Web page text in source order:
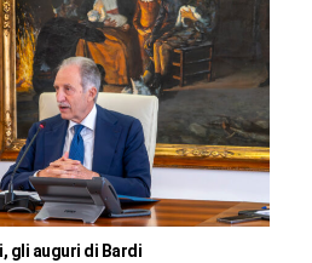
gli auguri di Bardi